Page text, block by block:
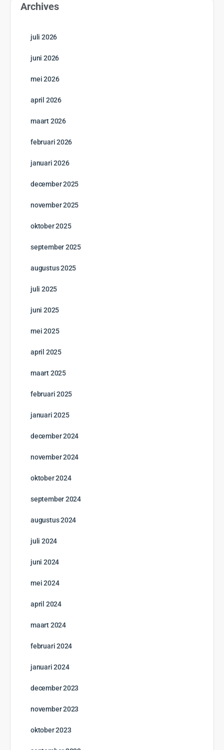
Archives
juli 2026
juni 2026
mei 2026
april 2026
maart 2026
februari 2026
januari 2026
december 2025
november 2025
oktober 2025
september 2025
augustus 2025
juli 2025
juni 2025
mei 2025
april 2025
maart 2025
februari 2025
januari 2025
december 2024
november 2024
oktober 2024
september 2024
augustus 2024
juli 2024
juni 2024
mei 2024
april 2024
maart 2024
februari 2024
januari 2024
december 2023
november 2023
oktober 2023